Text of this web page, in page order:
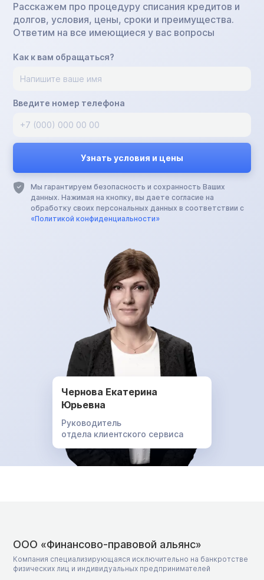
Расскажем про процедуру списания кредитов и
долгов, условия, цены, сроки и преимущества.
Ответим на все имеющиеся у вас вопросы
Как к вам обращаться?
Введите номер телефона
Мы гарантируем безопасность и сохранность Ваших
данных. Нажимая на кнопку, вы даете согласие на
обработку своих персональных данных в соответствии с
«Политикой конфиденциальности»
Чернова Екатерина
Юрьевна
Руководитель
отдела клиентского сервиса
ООО «Финансово-правовой альянс»
Компания специализирующаяся исключительно на банкротстве
физических лиц и индивидуальных предпринимателей